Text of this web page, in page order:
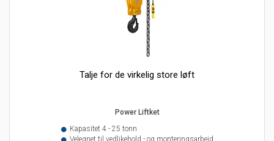
Talje for de virkelig store løft
Power Liftket
Kapasitet 4 - 25 tonn